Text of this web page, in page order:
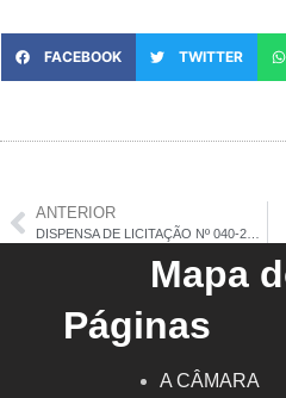
FACEBOOK TWITTER
ANTERIOR
Mapa
Páginas
A CÂMARA